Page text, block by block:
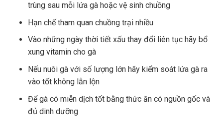
trùng sau mỗi lứa gà hoặc vệ sinh chuồng
Hạn chế tham quan chuồng trại nhiều
Vào những ngày thời tiết xấu thay đổi liên tục hãy bổ
xung vitamin cho gà
Nếu nuôi gà với số lượng lớn hãy kiểm soát lứa gà ra
vào tốt không lẫn lộn
Để gà có miễn dịch tốt bằng thức ăn có nguồn gốc và
đủ dinh dưỡng